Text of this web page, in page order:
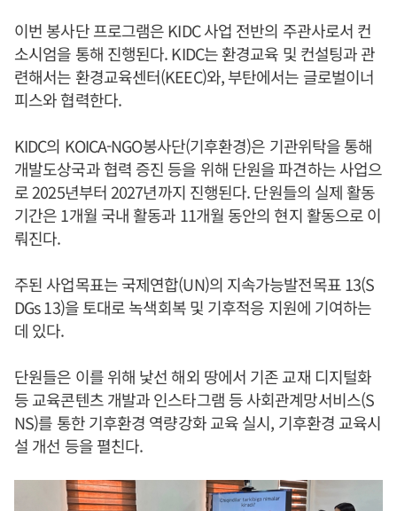
이번 봉사단 프로그램은 KIDC 사업 전반의 주관사로서 컨
소시엄을 통해 진행된다. KIDC는 환경교육 및 컨설팅과 관
련해서는 환경교육센터(KEEC)와, 부탄에서는 글로벌이너
피스와 협력한다.
KIDC의 KOICA-NGO봉사단(기후환경)은 기관위탁을 통해
개발도상국과 협력 증진 등을 위해 단원을 파견하는 사업으
로 2025년부터 2027년까지 진행된다. 단원들의 실제 활동
기간은 1개월 국내 활동과 11개월 동안의 현지 활동으로 이
뤄진다.
주된 사업목표는 국제연합(UN)의 지속가능발전목표 13(S
DGs 13)을 토대로 녹색회복 및 기후적응 지원에 기여하는
데 있다.
단원들은 이를 위해 낯선 해외 땅에서 기존 교재 디지털화
등 교육콘텐츠 개발과 인스타그램 등 사회관계망서비스(S
NS)를 통한 기후환경 역량강화 교육 실시, 기후환경 교육시
설 개선 등을 펼친다.